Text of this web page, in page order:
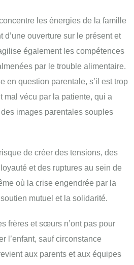
les énergies de la famille
d’une ouverture sur le présent et
également les compétences
par le trouble alimentaire.
en question parentale, s’il est trop
mal vécu par la patiente, qui a
images parentales souples
de créer des tensions, des
et des ruptures au sein de
où la crise engendrée par la
mutuel et la solidarité.
frères et sœurs n’ont pas pour
l’enfant, sauf circonstance
aux parents et aux équipes